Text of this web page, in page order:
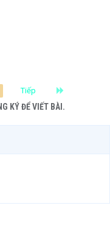
Tiếp Last
KÝ ĐỂ VIẾT BÀI.